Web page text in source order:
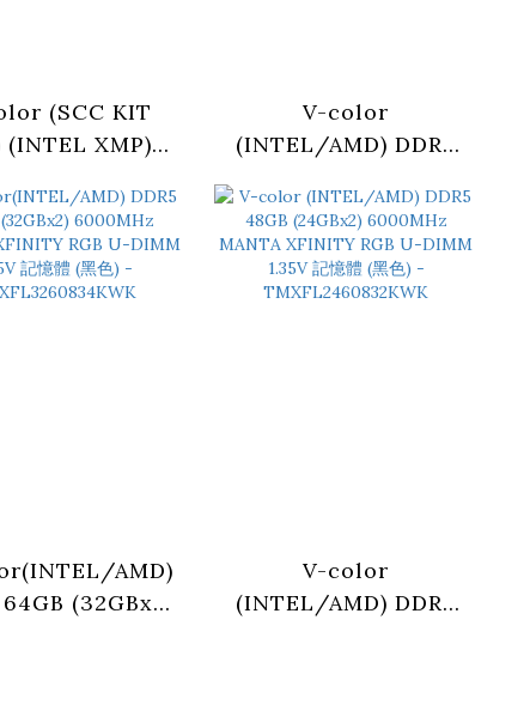
(SCC KIT
(INTEL XMP)
MANTA
RGB U-DIMM
記憶體(黑色) -
V-color
(INTEL/AMD) DDR5
6000MHz MANTA
XFINITY RGB U-
DIMM 1.35V 記憶體(白
色) -
AMD)
(32GBx2)
V-color
(INTEL/AMD) DDR5